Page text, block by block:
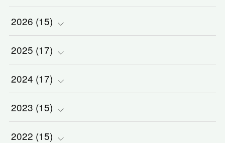
2026 (15)
(1)
(1)
(3)
(3)
2025 (17)
(2)
(1)
(1)
2024 (17)
(2)
(5)
2023 (15)
(3)
2022 (15)